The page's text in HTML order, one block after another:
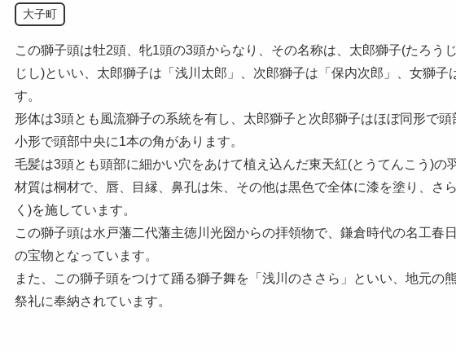
大子町
この獅子頭は牡2頭、牝1頭の3頭からなり、その名称は、太郎獅子(たろう
じし)といい、太郎獅子は「浅川太郎」、次郎獅子は「保内次郎」、女獅子
す。
形体は3頭とも風流獅子の系統を有し、太郎獅子と次郎獅子はほぼ同形で
小形で頭部中央に1本の角があります。
毛髪は3頭とも頭部に細かい穴をあけて植え込んだ東天紅(とうてんこう)の
材質は桐材で、唇、目縁、鼻孔は朱、その他は黒色で全体に漆を塗り、さ
く)を施しています。
この獅子頭は水戸藩二代藩主徳川光圀からの拝領物で、鎌倉時代の名工春
の宝物となっています。
また、この獅子頭をつけて踊る獅子舞を「浅川のささら」といい、地元の
祭礼に奉納されています。